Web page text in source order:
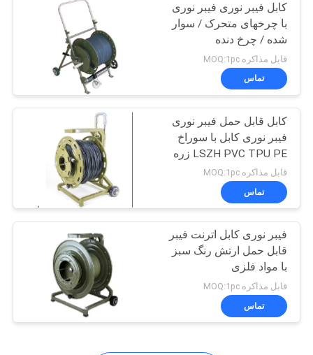
فیبر نوری شکاف
32
فیبر نوری اتصالات
33
کابل فیبر نوری فیبر نوری
با چرخهای متحرک / سوار
شده / چرخ دنده
قابل مذاکره MOQ:1pc
تماس
کابل قابل حمل فیبر نوری
فیبر نوری کابل با سوراخ
LSZH PVC TPU PE زره
پوش کابل
قابل مذاکره MOQ:1pc
تماس
فیبر نوری کابل اترنت فیبر
قابل حمل ارتش رنگ سبز
با مواد فلزی
قابل مذاکره MOQ:1pc
تماس